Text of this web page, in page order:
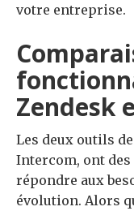
votre entreprise.
Zendesk
Les deux outils
Intercom, ont
répondre aux
évolution. Alors